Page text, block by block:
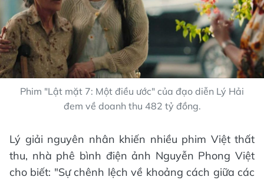
Phim "Lật mặt 7: Một điều ước" của đạo diễn Lý Hải
đem về doanh thu 482 tỷ đồng.
Lý giải nguyên nhân khiến nhiều phim Việt thất
thu, nhà phê bình điện ảnh Nguyễn Phong Việt
cho biết: "Sự chênh lệch về khoảng cách giữa các